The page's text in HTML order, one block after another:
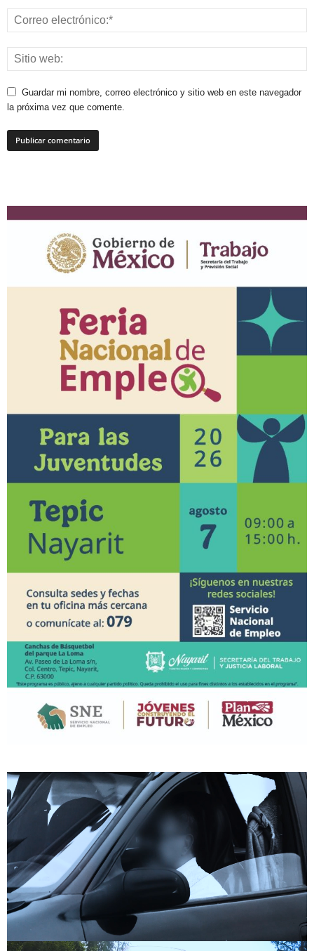
Guardar mi nombre, correo electrónico y sitio web en este navegador
la próxima vez que comente.